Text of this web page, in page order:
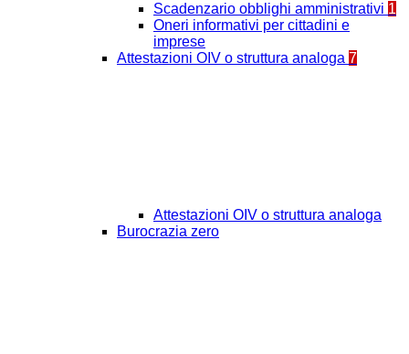
Scadenzario obblighi amministrativi 1
Oneri informativi per cittadini e
imprese
Attestazioni OIV o struttura analoga 7
Attestazioni OIV o struttura analoga
Burocrazia zero